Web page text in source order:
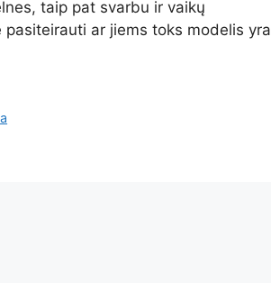
taip pat svarbu ir vaikų
ar jiems toks modelis yra